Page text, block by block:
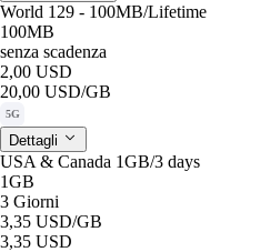
World 129 - 100MB/Lifetime
100MB
senza scadenza
2,00 USD
20,00 USD/GB
5G
Dettagli
USA & Canada 1GB/3 days
1GB
3 Giorni
3,35 USD/GB
3,35 USD